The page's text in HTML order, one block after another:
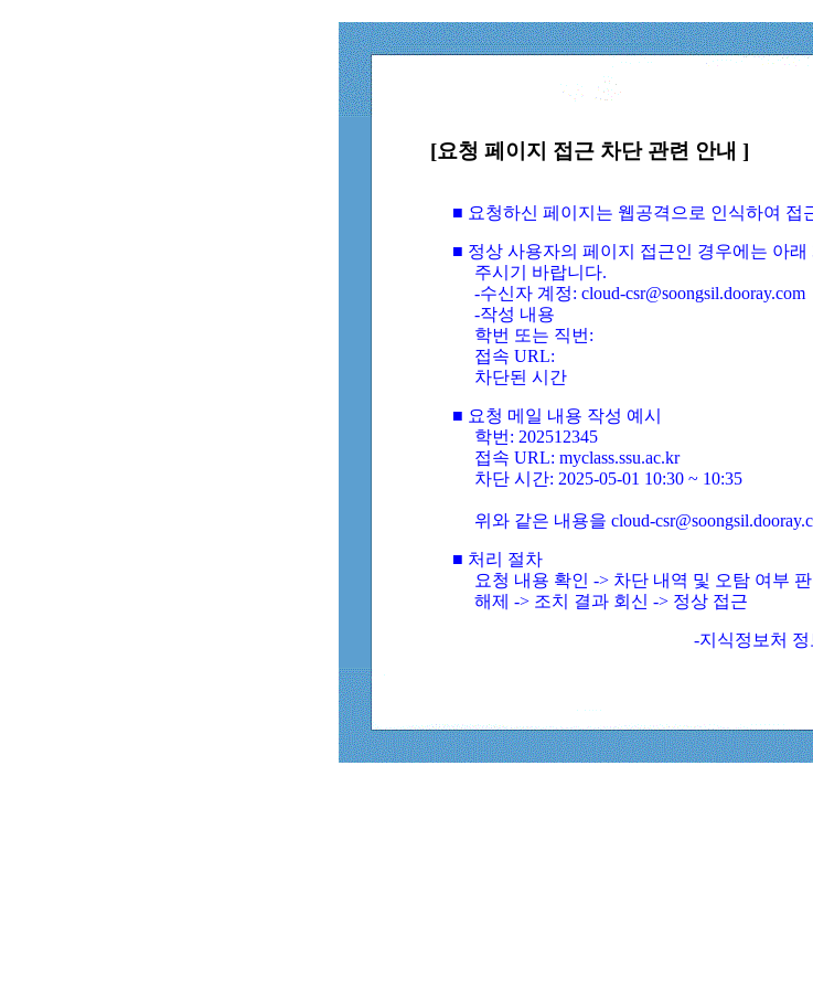
[요청 페이지 접근 차단 관련 안내 ]
■ 요청하신 페이지는 웹공격으로 인식하여 접
■ 정상 사용자의 페이지 접근인 경우에는 아
주시기 바랍니다.
-수신자 계정: cloud-csr@soongsil.dooray.com
-작성 내용
학번 또는 직번:
접속 URL:
차단된 시간
■ 요청 메일 내용 작성 예시
학번: 202512345
접속 URL: myclass.ssu.ac.kr
차단 시간: 2025-05-01 10:30 ~ 10:35
위와 같은 내용을 cloud-
■ 처리 절차
요청 내용 확인 -> 차단 내역 및 오탐 여부
해제 -> 조치 결과 회신 -> 정상 접근
-지식정보처